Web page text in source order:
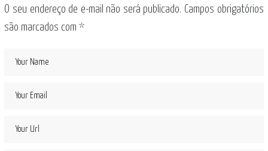
O seu endereço de e-mail não será publicado. Campos obrigatórios
são marcados com*